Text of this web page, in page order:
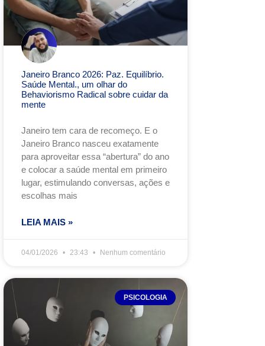
Janeiro Branco 2026: Paz. Equilíbrio.
Saúde Mental., um olhar do
Behaviorismo Radical sobre cuidar da
mente
Janeiro tem cara de recomeço. E o
Janeiro Branco nasceu exatamente
para aproveitar essa “abertura” do ano
e colocar a saúde mental em primeiro
lugar, estimulando conversas, ações e
escolhas mais
LEIA MAIS »
04/01/2026 23:43 Nenhum comentário
PSICOLOGIA